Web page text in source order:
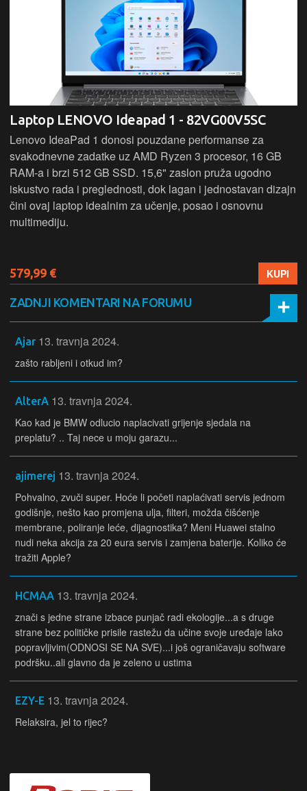
Laptop LENOVO Ideapad 1 - 82VG00V5SC
Lenovo IdeaPad 1 donosi pouzdane performanse za
svakodnevne zadatke uz AMD Ryzen 3 procesor, 16 GB
RAM-a i brzi 512 GB SSD. 15,6" zaslon pruža ugodno
iskustvo rada i preglednosti, dok lagan i jednostavan dizajn
čini ovaj laptop idealnim za učenje, posao i osnovnu
multimediju.
579,99 € KUPI
ZADNJI KOMENTARI NA FORUMU
Ajar 13. travnja 2024.
zašto rabljeni i otkud im?
AlterA 13. travnja 2024.
Kao kad je BMW odlucio naplacivati grijenje sjedala na
preplatu? .. Taj nece u moju garazu...
ajimerej 13. travnja 2024.
Pohvalno, zvuči super. Hoće li početi naplaćivati servis jednom
godišnje, nešto kao promjena ulja, filteri, možda čišćenje
membrane, poliranje leće, dijagnostika? Meni Huawei stalno
nudi neka akcija za 20 eura servis i zamjena baterije. Koliko će
tražiti Apple?
HCMAA 13. travnja 2024.
znači s jedne strane izbace punjač radi ekologije...a s druge
strane bez političke prisile rastežu da učine svoje uređaje lako
popravljivim(ODNOSI SE NA SVE)...i još ograničavaju software
podršku..ali glavno da je zeleno u ustima
EZY-E 13. travnja 2024.
Relaksira, jel to rijec?